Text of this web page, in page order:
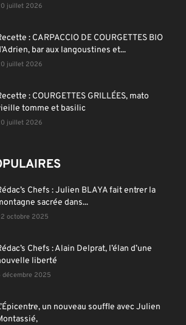
juillet 2026
: CARPACCIO DE COURGETTES BIO
bar aux langoustines et...
juillet 2026
: COURGETTES GRILLÉES, mato
tomme et basilic
juillet 2026
Chefs : Julien BLAYA fait entrer la
sacrée dans...
octobre 2025
Chefs : Alain Delprat, l’élan d’une
liberté
décembre 2025
un nouveau souffle avec Julien